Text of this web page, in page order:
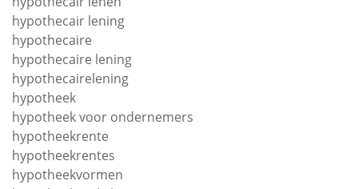
hypothecair lening
hypothecaire
hypothecaire lening
hypothecairelening
hypotheek
hypotheek voor ondernemers
hypotheekrente
hypotheekrentes
hypotheekvormen